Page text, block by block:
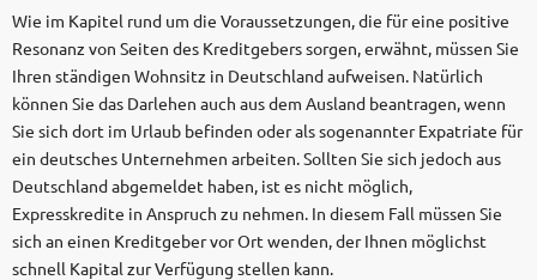
Wie im Kapitel rund um die Voraussetzungen, die für eine positive
Resonanz von Seiten des Kreditgebers sorgen, erwähnt, müssen Sie
Ihren ständigen Wohnsitz in Deutschland aufweisen. Natürlich
können Sie das Darlehen auch aus dem Ausland beantragen, wenn
Sie sich dort im Urlaub befinden oder als sogenannter Expatriate für
ein deutsches Unternehmen arbeiten. Sollten Sie sich jedoch aus
Deutschland abgemeldet haben, ist es nicht möglich,
Expresskredite in Anspruch zu nehmen. In diesem Fall müssen Sie
sich an einen Kreditgeber vor Ort wenden, der Ihnen möglichst
schnell Kapital zur Verfügung stellen kann.